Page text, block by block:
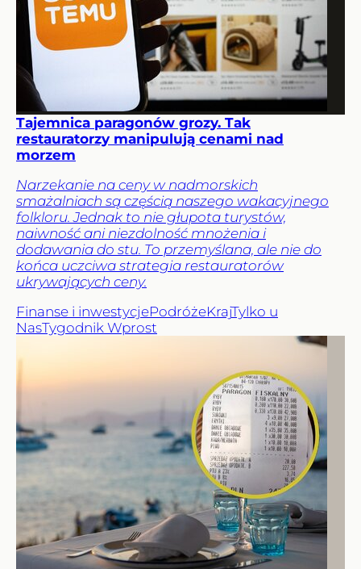
Tajemnica paragonów grozy. Tak
restauratorzy manipulują cenami nad
morzem
Narzekanie na ceny w nadmorskich
smażalniach są częścią naszego wakacyjnego
folkloru. Jednak to nie głupota turystów,
naiwność ani niezdolność mnożenia i
dodawania do stu. To przemyślana, ale nie do
końca uczciwa strategia restauratorów
ukrywających ceny.
Finanse i inwestycjePodróżeKrajTylko u
NasTygodnik Wprost